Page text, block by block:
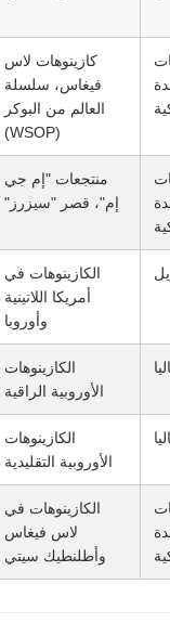
كازينوهات لاس
فيغاس، سلسلة
العالم من البوكر
(WSOP)
منتجعات "إم جي
إم"، قصر "سيزرز"
الكازينوهات في
أمريكا اللاتينية
وأوروبا
الكازينوهات
الأوروبية الراقية
الكازينوهات
الأوروبية التقليدية
الكازينوهات في
لاس فيغاس
وأطلنطيك سيتي